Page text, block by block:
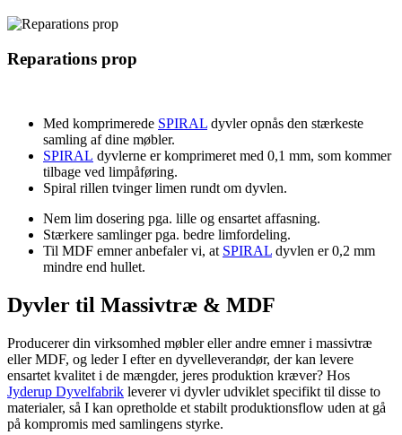
Reparations prop
Med komprimerede SPIRAL dyvler opnås den stærkeste
samling af dine møbler.
SPIRAL dyvlerne er komprimeret med 0,1 mm, som kommer
tilbage ved limpåføring.
Spiral rillen tvinger limen rundt om dyvlen.
Nem lim dosering pga. lille og ensartet affasning.
Stærkere samlinger pga. bedre limfordeling.
Til MDF emner anbefaler vi, at SPIRAL dyvlen er 0,2 mm
mindre end hullet.
Dyvler til Massivtræ & MDF
Producerer din virksomhed møbler eller andre emner i massivtræ
eller MDF, og leder I efter en dyvelleverandør, der kan levere
ensartet kvalitet i de mængder, jeres produktion kræver? Hos
Jyderup Dyvelfabrik leverer vi dyvler udviklet specifikt til disse to
materialer, så I kan opretholde et stabilt produktionsflow uden at gå
på kompromis med samlingens styrke.